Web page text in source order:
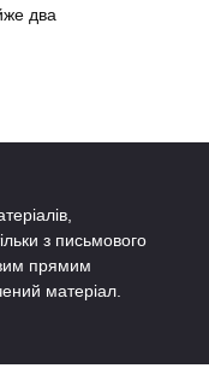
два
з письмового
прямим
матеріал.